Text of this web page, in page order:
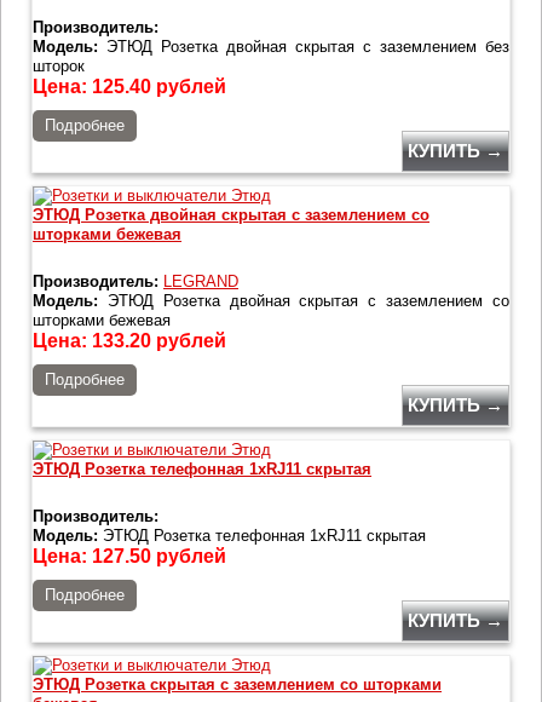
Производитель:
Модель: ЭТЮД Розетка двойная скрытая с заземлением без
шторок
Цена: 125.40 рублей
Подробнее
КУПИТЬ →
ЭТЮД Розетка двойная скрытая с заземлением со
шторками бежевая
Производитель: LEGRAND
Модель: ЭТЮД Розетка двойная скрытая с заземлением со
шторками бежевая
Цена: 133.20 рублей
Подробнее
КУПИТЬ →
ЭТЮД Розетка телефонная 1хRJ11 скрытая
Производитель:
Модель: ЭТЮД Розетка телефонная 1хRJ11 скрытая
Цена: 127.50 рублей
Подробнее
КУПИТЬ →
ЭТЮД Розетка скрытая с заземлением со шторками